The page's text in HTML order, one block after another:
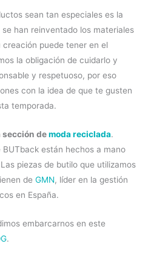
sean tan especiales es la
han reinventado los materiales
puede tener en el
la obligación de cuidarlo y
y respetuoso, por eso
con la idea de que te gusten
temporada.
demoda reciclada.
están hechos a mano
piezas de butilo que utilizamos
de GMN, líder en la gestión
en España.
embarcarnos en este
.